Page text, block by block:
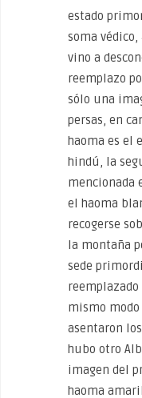
estado
soma
vino a
reemplazo
sólo una
persas, en
haoma es el
hindú, la
mencionada
el haoma
recogerse
la montaña
sede
mismo
asentaron
hubo otro
imagen del
haoma